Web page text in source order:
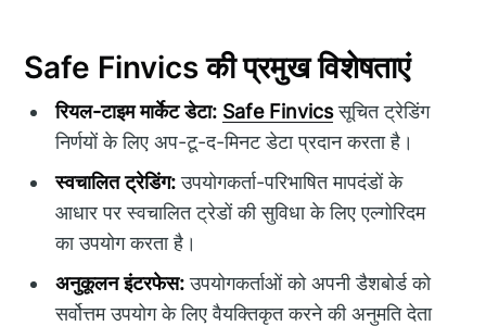
Safe Finvics की प्रमुख विशेषताएं
रियल-टाइम मार्केट डेटा: Safe Finvicsसूचित ट्रेडिंग
निर्णयों के लिए अप-टू-द-मिनट डेटा प्रदान करता है।
स्वचालित ट्रेडिंग:उपयोगकर्ता-परिभाषित मापदंडों के
आधार पर स्वचालित ट्रेडों की सुविधा के लिए एल्गोरिदम
का उपयोग करता है।
अनुकूलन इंटरफेस:उपयोगकर्ताओं को अपनी डैशबोर्ड को
सर्वोत्तम उपयोग के लिए वैयक्तिकृत करने की अनुमति देता